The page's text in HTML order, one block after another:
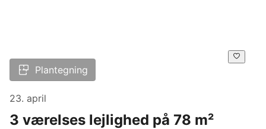
Plantegning
23. april
3 værelses lejlighed på 78 m²